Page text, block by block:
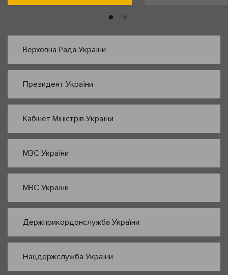
Верховна Рада України
Президент України
Кабінет Міністрів України
МЗС України
МВС України
Держприкордонслужба України
Нацдержслужба України